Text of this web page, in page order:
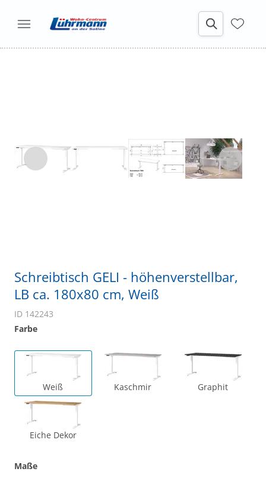
Schreibtisch GELI - höhenverstellbar,
LB ca. 180x80 cm, Weiß
ID 142243
Farbe
Weiß Kaschmir Graphit
Eiche Dekor
Maße